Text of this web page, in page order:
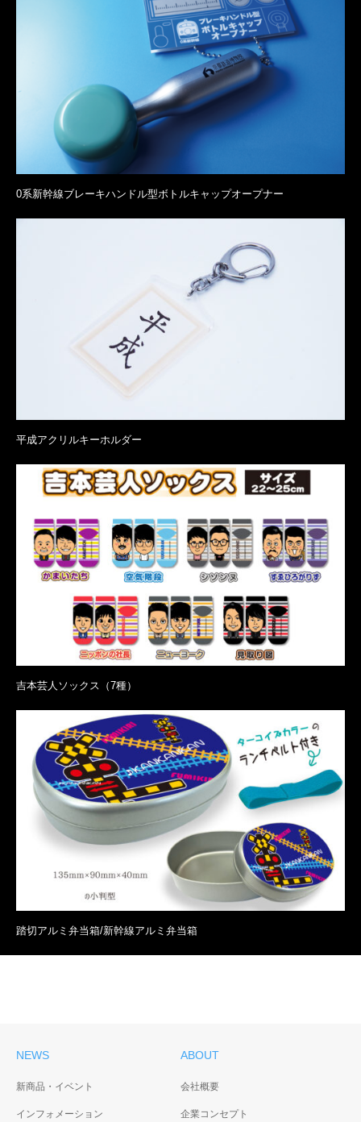
0系新幹線ブレーキハンドル型ボトルキャップオープナー
平成アクリルキーホルダー
吉本芸人ソックス（7種）
踏切アルミ弁当箱/新幹線アルミ弁当箱
NEWS
新商品・イベント
インフォメーション
ABOUT
会社概要
企業コンセプト